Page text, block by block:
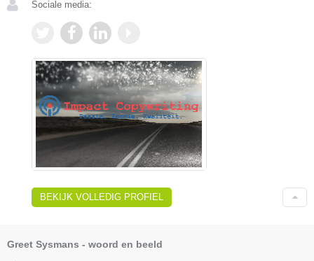
Sociale media:
BEKIJK VOLLEDIG PROFIEL
Greet Sysmans - woord en beeld